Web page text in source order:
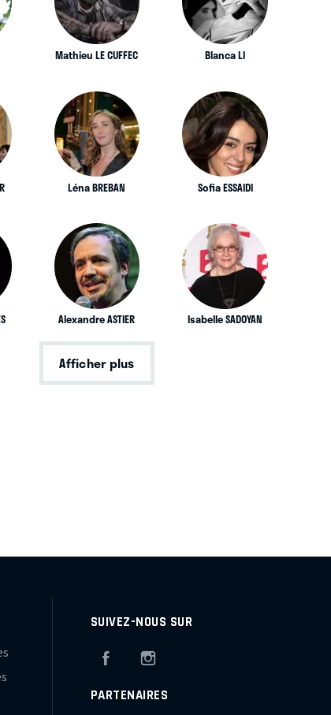
Mathieu LE CUFFEC Blanca LI
Léna BREBAN Sofia ESSAIDI
Alexandre ASTIER Isabelle SADOYAN
Afficher plus
SUIVEZ-NOUS SUR
Facebook
PARTENAIRES